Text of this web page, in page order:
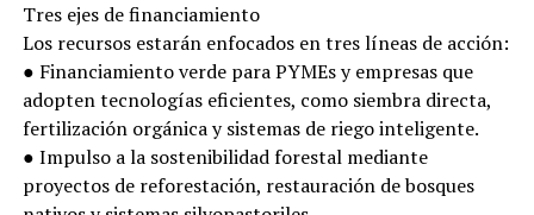
Tres ejes de financiamiento
Los recursos estarán enfocados en tres líneas de acción:
● Financiamiento verde para PYMEs y empresas que
adopten tecnologías eficientes, como siembra directa,
fertilización orgánica y sistemas de riego inteligente.
● Impulso a la sostenibilidad forestal mediante
proyectos de reforestación, restauración de bosques